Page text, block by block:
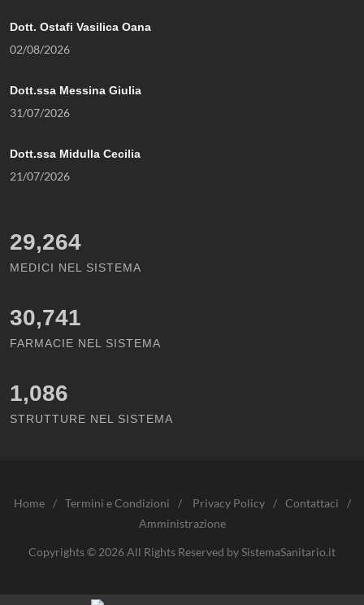
Dott. Ostafi Vasilica Oana
02/08/2026
Dott.ssa Messina Giulia
31/07/2026
Dott.ssa Midulla Cecilia
21/07/2026
29,264
MEDICI NEL SISTEMA
30,741
FARMACIE NEL SISTEMA
1,086
STRUTTURE NEL SISTEMA
Home / Termini e Condizioni / Privacy Policy / Contattaci
/
Amministrazione
Copyrights © 2026 All Rights Reserved by SistemaSanitario.it